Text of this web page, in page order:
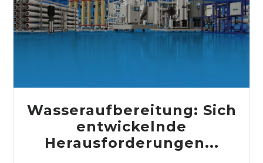
Wasseraufbereitung: Sich
entwickelnde
Herausforderungen...